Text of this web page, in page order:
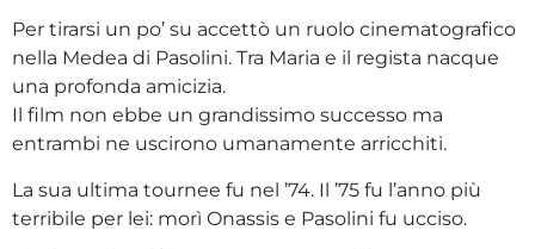
Per tirarsi un po’ su accettò un ruolo cinematografico
nella Medea di Pasolini. Tra Maria e il regista nacque
una profonda amicizia.
Il film non ebbe un grandissimo successo ma
entrambi ne uscirono umanamente arricchiti.
La sua ultima tournee fu nel ’74. Il ’75 fu l’anno più
terribile per lei: morì Onassis e Pasolini fu ucciso.